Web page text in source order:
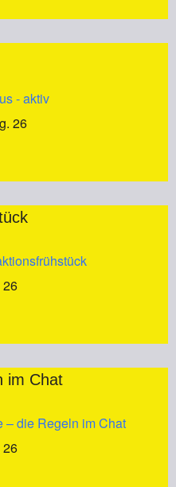
- aktiv
26
26
im Chat
– die Regeln im Chat
26